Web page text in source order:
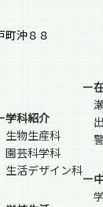
町沖８８
学科紹介
生物生産科
園芸科学科
生活デザイン科
ー
ー